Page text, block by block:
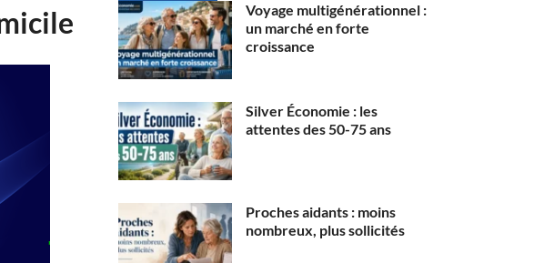
Voyage multigénérationnel :
un marché en forte
croissance
Silver Économie : les
attentes des 50-75 ans
Proches aidants : moins
nombreux, plus sollicités